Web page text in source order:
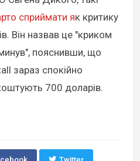
сприймати як критику
Він назвав це "криком
пояснивши, що
зараз спокійно
700 доларів.